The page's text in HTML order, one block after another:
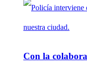
Con la